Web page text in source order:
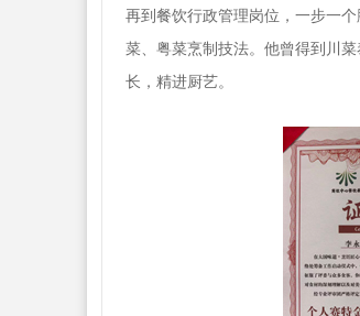
再到餐饮行政管理岗位，一步一
菜、粤菜烹制技法。 他曾得到 川
长，精进厨艺。